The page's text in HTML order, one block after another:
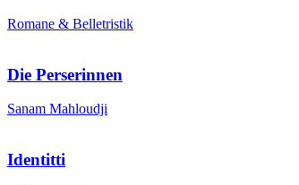
Romane & Belletristik
Die Perserinnen
Sanam Mahloudji
Identitti